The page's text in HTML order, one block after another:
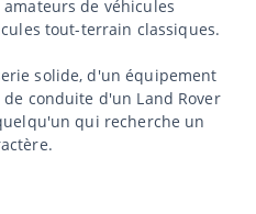
de véhicules
tout-terrain classiques.
solide, d'un équipement
conduite d'un Land Rover
qui recherche un